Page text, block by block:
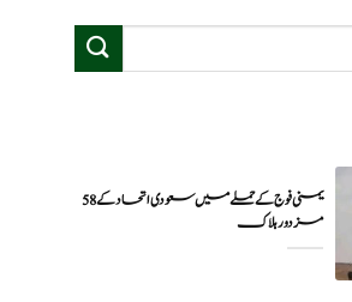
یمنی فوج کے حملے میں سعودی اتحاد کے 58
مزدور ہلاک